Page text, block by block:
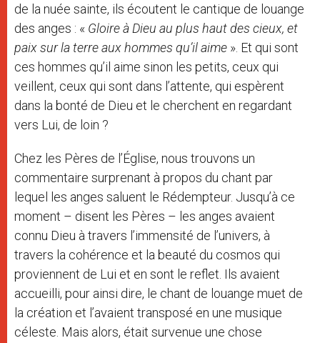
de la nuée sainte, ils écoutent le cantique de louange
des anges : « Gloire à Dieu au plus haut des cieux, et
paix sur la terre aux hommes qu’il aime ». Et qui sont
ces hommes qu’il aime sinon les petits, ceux qui
veillent, ceux qui sont dans l’attente, qui espèrent
dans la bonté de Dieu et le cherchent en regardant
vers Lui, de loin ?
Chez les Pères de l’Église, nous trouvons un
commentaire surprenant à propos du chant par
lequel les anges saluent le Rédempteur. Jusqu’à ce
moment – disent les Pères – les anges avaient
connu Dieu à travers l’immensité de l’univers, à
travers la cohérence et la beauté du cosmos qui
proviennent de Lui et en sont le reflet. Ils avaient
accueilli, pour ainsi dire, le chant de louange muet de
la création et l’avaient transposé en une musique
céleste. Mais alors, était survenue une chose